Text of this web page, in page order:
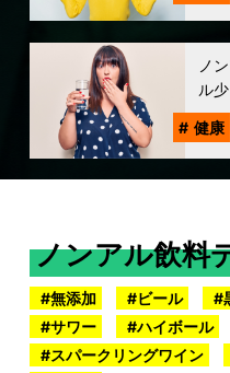
ノ
ル
健康
ノンアル飲料
無添加 ビール
サワー
ハイボール
スパークリングワイン